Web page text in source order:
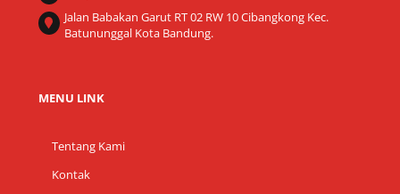
Jalan Babakan Garut RT 02 RW 10 Cibangkong Kec.
Batununggal Kota Bandung.
MENU LINK
Tentang Kami
Kontak